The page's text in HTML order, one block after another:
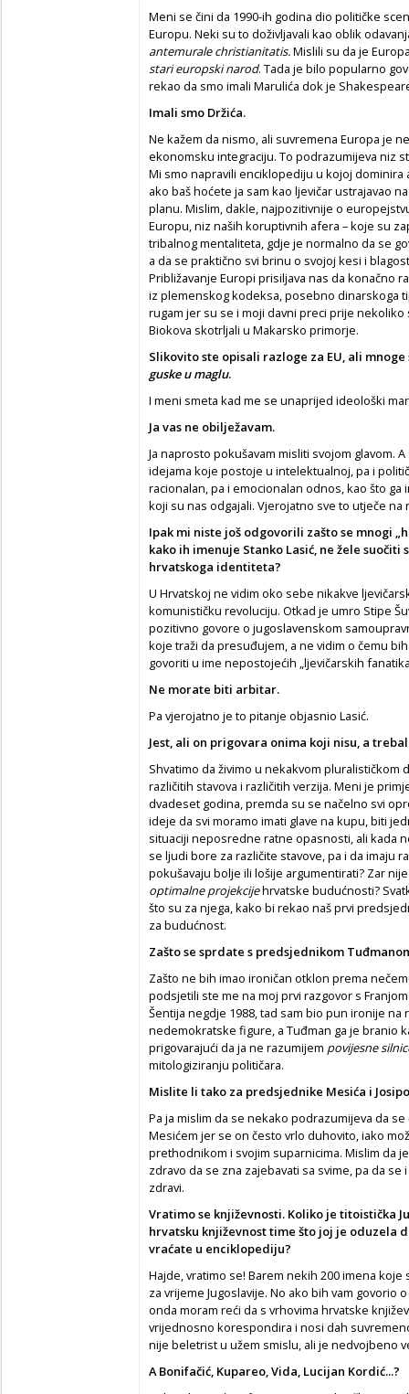
Meni se čini da 1990-ih godina dio političke
Europu. Neki su to doživljavali kao oblik
antemurale christianitatis.Mislili su da je
stari europski narod. Tada je bilo popularno
rekao da smo imali Marulića dok je
Imali smo Držića.
Ne kažem da nismo, ali suvremena Europa je
ekonomsku integraciju. To podrazumijeva niz
Mi smo napravili enciklopediju u kojoj
ako baš hoćete ja sam kao ljevičar ustrajavao
planu. Mislim, dakle, najpozitivnije o
Europu, niz naših koruptivnih afera – koje su
tribalnog mentaliteta, gdje je normalno da se
a da se praktično svi brinu o svojoj kesi i
Približavanje Europi prisiljava nas da konačno
iz plemenskog kodeksa, posebno dinarskoga
rugam jer su se i moji davni preci prije
Biokova skotrljali u Makarsko primorje.
Slikovito ste opisali razloge za EU, ali
guske u maglu.
I meni smeta kad me se unaprijed ideološki
Ja vas ne obilježavam.
Ja naprosto pokušavam misliti svojom glavom.
idejama koje postoje u intelektualnoj, pa i
racionalan, pa i emocionalan odnos, kao što
koji su nas odgajali. Vjerojatno sve to utječe na
Ipak mi niste još odgovorili zašto se mnogi
kako ih imenuje Stanko Lasić, ne žele suočiti
hrvatskoga identiteta?
U Hrvatskoj ne vidim oko sebe nikakve
komunističku revoluciju. Otkad je umro Stipe
pozitivno govore o jugoslavenskom
koje traži da presuđujem, a ne vidim o čemu
govoriti u ime nepostojećih „ljevičarskih
Ne morate biti arbitar.
Pa vjerojatno je to pitanje objasnio Lasić.
Jest, ali on prigovara onima koji nisu, a
Shvatimo da živimo u nekakvom
različitih stavova i različitih verzija. Meni je
dvadeset godina, premda su se načelno svi
ideje da svi moramo imati glave na kupu, biti
situaciji neposredne ratne opasnosti, ali kada
se ljudi bore za različite stavove, pa i da imaju
pokušavaju bolje ili lošije argumentirati? Zar
optimalne projekcijehrvatske budućnosti?
što su za njega, kako bi rekao naš prvi
za budućnost.
Zašto se sprdate s predsjednikom Tuđ
Zašto ne bih imao ironičan otklon prema
podsjetili ste me na moj prvi razgovor s
Šentija negdje 1988, tad sam bio pun ironije na
nedemokratske figure, a Tuđman ga je branio
prigovarajući da ja ne razumijem povijesne
mitologiziranju političara.
Mislite li tako za predsjednike Mesića i
Pa ja mislim da se nekako podrazumijeva da
Mesićem jer se on često vrlo duhovito, iako
prethodnikom i svojim suparnicima. Mislim da
zdravo da se zna zajebavati sa svime, pa da
zdravi.
Vratimo se književnosti. Koliko je titoistička
hrvatsku književnost time što joj je oduzela
vraćate u enciklopediju?
Hajde, vratimo se! Barem nekih 200 imena
za vrijeme Jugoslavije. No ako bih vam govorio
onda moram reći da s vrhovima hrvatske
vrijednosno korespondira i nosi dah
nije beletrist u užem smislu, ali je nedvojbeno
A Bonifačić, Kupareo, Vida, Lucijan Kordić...?